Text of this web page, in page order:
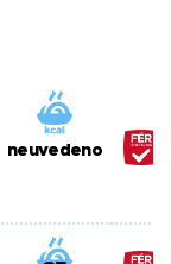
neuvedeno